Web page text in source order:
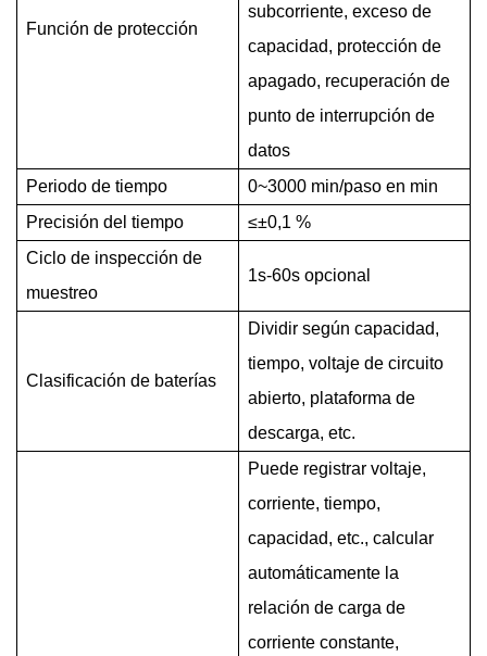
Función de protección
subcorriente, exceso de
capacidad, protección de
apagado, recuperación de
punto de interrupción de
datos
Periodo de tiempo
0~3000 min/paso en min
Precisión del tiempo
≤±0,1 %
Ciclo de inspección de
muestreo
1s-60s opcional
Clasificación de baterías
Dividir según capacidad,
tiempo, voltaje de circuito
abierto, plataforma de
descarga, etc.
Puede registrar voltaje,
corriente, tiempo,
capacidad, etc., calcular
automáticamente la
relación de carga de
corriente constante,